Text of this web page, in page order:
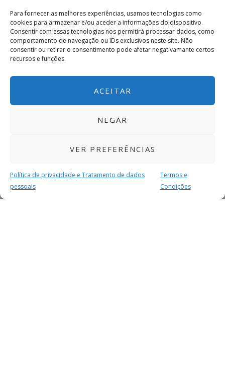
Para fornecer as melhores experiências, usamos tecnologias como
cookies para armazenar e/ou aceder a informações do dispositivo.
Consentir com essas tecnologias nos permitirá processar dados, como
comportamento de navegação ou IDs exclusivos neste site. Não
consentir ou retirar o consentimento pode afetar negativamante certos
recursos e funções.
ACEITAR
NEGAR
VER PREFERÊNCIAS
Política de privacidade e Tratamento de dados
pessoais
Termos e
Condições